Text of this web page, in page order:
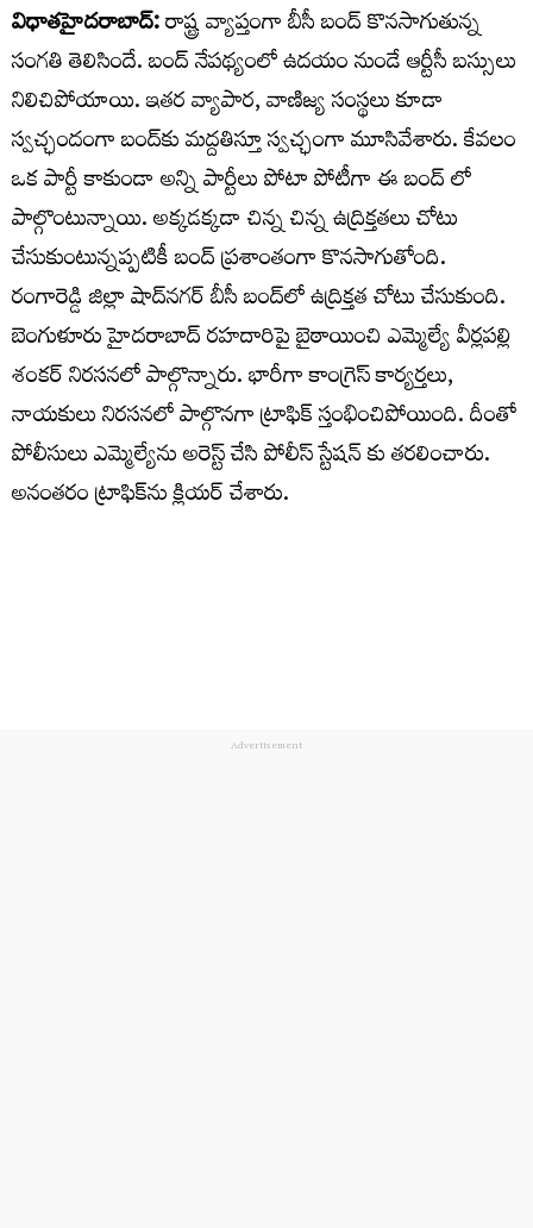
విధాతహైదరాబాద్:రాష్ట్ర వ్యాప్తంగా బీసీ బంద్ కొనసాగుతున్న
సంగతి తెలిసిందే. బంద్ నేపథ్యంలో ఉదయం నుండే ఆర్టీసీ బస్సులు
నిలిచిపోయాయి. ఇతర వ్యాపార, వాణిజ్య సంస్థలు కూడా
స్వచ్ఛందంగా బంద్‌కు మద్దతిస్తూ స్వచ్ఛంగా మూసివేశారు. కేవలం
ఒక పార్టీ కాకుండా అన్ని పార్టీలు పోటా పోటీగా ఈ బంద్ లో
పాల్గొంటున్నాయి. అక్కడక్కడా చిన్న చిన్న ఉద్రిక్తతలు చోటు
చేసుకుంటున్నప్పటికీ బంద్ ప్రశాంతంగా కొనసాగుతోంది.
రంగారెడ్డి జిల్లా షాద్‌నగర్ బీసీ బంద్‌లో ఉద్రిక్తత చోటు చేసుకుంది.
బెంగుళూరు హైదరాబాద్ రహదారిపై బైఠాయించి ఎమ్మెల్యే వీర్లపల్లి
శంకర్ నిర‌స‌న‌లో పాల్గొన్నారు. భారీగా కాంగ్రెస్ కార్యర్తలు,
నాయ‌కులు నిర‌స‌న‌లో పాల్గొన‌గా ట్రాఫిక్ స్తంభించిపోయింది. దీంతో
పోలీసులు ఎమ్మెల్యేను అరెస్ట్ చేసి పోలీస్ స్టేష‌న్ కు త‌ర‌లించారు.
అనంత‌రం ట్రాఫిక్‌ను క్లియర్ చేశారు.